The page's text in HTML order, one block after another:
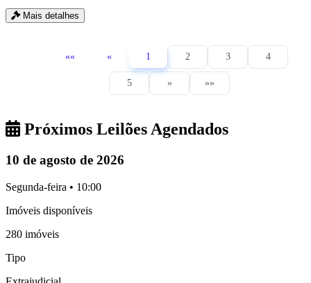
Mais detalhes
«« « 1 2 3 4
5 » »»
Próximos Leilões Agendados
10 de agosto de 2026
Segunda-feira • 10:00
Imóveis disponíveis
280 imóveis
Tipo